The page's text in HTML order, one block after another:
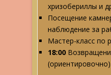
хризобериллы и
Посещение
наблюдение за
Мастер-класс по
18:00
(ориентировочно)